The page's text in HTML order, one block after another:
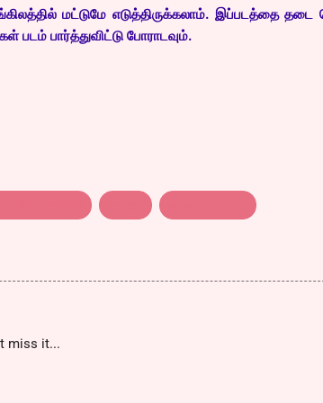
மட்டுமே எடுத்திருக்கலாம். இப்படத்தை தடை
பார்த்துவிட்டு போராடவும்.
miss it...